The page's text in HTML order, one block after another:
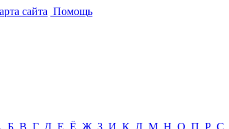
сайта Помощь
Б В Г Д Е Ё Ж З И К Л М Н О П Р С